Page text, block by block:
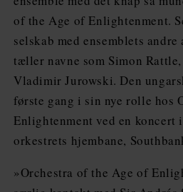
of the Age of Enlightenment.
selskab med ensemblets
tæller navne som Simon
Vladimir Jurowski. Den
første gang i sin nye rolle hos
Enlightenment ved en koncert
orkestrets hjembane,
»Orchestra of the Age of